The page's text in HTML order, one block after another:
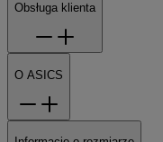
Obsługa klienta
O ASICS